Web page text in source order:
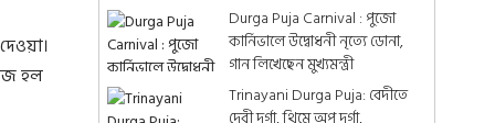
হল
নিলেন মুখ্যমন্ত্রী
Durga Puja Carnival : পুজো
কার্নিভালে উদ্বোধনী নৃত্যে ডোনা,
গান লিখেছেন মুখ্যমন্ত্রী
Trinayani Durga Puja: বেদীতে
দেবী দুর্গা, থিমে অপু দুর্গা,